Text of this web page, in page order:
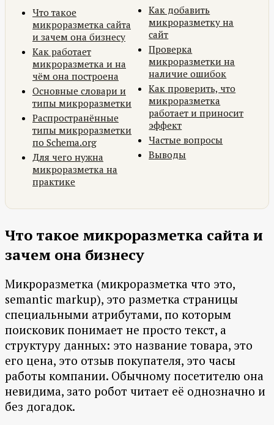
Что такое
микроразметка сайта
и зачем она бизнесу
Как работает
микроразметка и на
чём она построена
Основные словари и
типы микроразметки
Распространённые
типы микроразметки
по Schema.org
Для чего нужна
микроразметка на
практике
Как добавить
микроразметку на
сайт
Проверка
микроразметки на
наличие ошибок
Как проверить, что
микроразметка
работает и приносит
эффект
Частые вопросы
Выводы
Что такое микроразметка сайта и
зачем она бизнесу
Микроразметка (микроразметка что это,
semantic markup), это разметка страницы
специальными атрибутами, по которым
поисковик понимает не просто текст, а
структуру данных: это название товара, это
его цена, это отзыв покупателя, это часы
работы компании. Обычному посетителю она
невидима, зато робот читает её однозначно и
без догадок.